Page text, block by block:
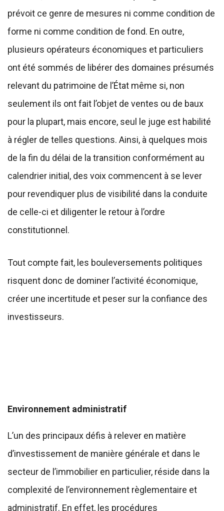
prévoit ce genre de mesures ni comme condition de
forme ni comme condition de fond. En outre,
plusieurs opérateurs économiques et particuliers
ont été sommés de libérer des domaines présumés
relevant du patrimoine de l’État même si, non
seulement ils ont fait l’objet de ventes ou de baux
pour la plupart, mais encore, seul le juge est habilité
à régler de telles questions. Ainsi, à quelques mois
de la fin du délai de la transition conformément au
calendrier initial, des voix commencent à se lever
pour revendiquer plus de visibilité dans la conduite
de celle-ci et diligenter le retour à l’ordre
constitutionnel.
Tout compte fait, les bouleversements politiques
risquent donc de dominer l’activité économique,
créer une incertitude et peser sur la confiance des
investisseurs.
Environnement administratif
L’un des principaux défis à relever en matière
d’investissement de manière générale et dans le
secteur de l’immobilier en particulier, réside dans la
complexité de l’environnement règlementaire et
administratif. En effet, les procédures